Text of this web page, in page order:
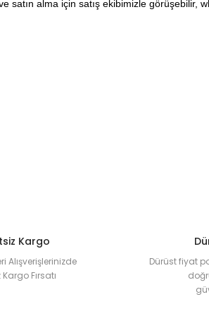
satın alma için satış ekibimizle görüşebilir,
Kargo
Alışverişlerinizde
Fırsatı
Dürüst fiyat